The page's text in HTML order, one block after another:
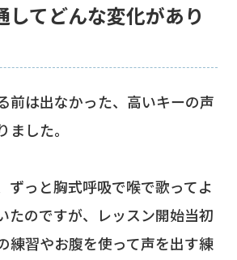
してどんな変化があり
前は出なかった、高いキーの声
した。
ずっと胸式呼吸で喉で歌ってよ
たのですが、レッスン開始当初
練習やお腹を使って声を出す練